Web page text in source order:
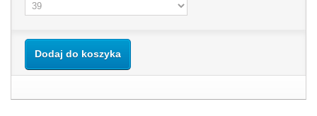
Dodaj do koszyka